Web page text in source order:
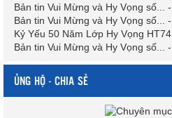
Bản tin Vui Mừng và Hy Vọng số...
-
Bản tin Vui Mừng và Hy Vọng số...
-
Kỷ Yếu 50 Năm Lớp Hy Vọng HT74
Bản tin Vui Mừng và Hy Vọng số...
-
ỦNG HỘ - CHIA SẺ